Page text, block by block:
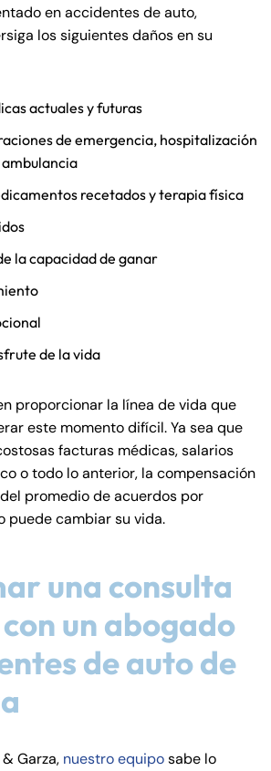
en accidentes de auto,
los siguientes daños en su
actuales y futuras
de emergencia, hospitalización
recetados y terapia física
la capacidad de ganar
de la vida
proporcionar la línea de vida que
este momento difícil. Ya sea que
facturas médicas, salarios
o todo lo anterior, la compensación
promedio de acuerdos por
puede cambiar su vida.
una consulta
un abogado
de auto de
Garza, nuestro equiposabe lo